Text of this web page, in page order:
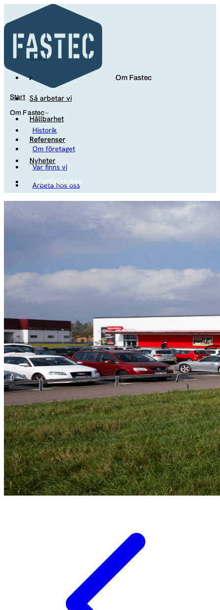
Start
Om Fastec
Historik
Om företaget
Var finns vi
Arbeta hos oss
Studenter
Hållbarhet
Start
Om Fastec
Så arbetar vi
Hållbarhet
Referenser
Nyheter
Kontakta oss